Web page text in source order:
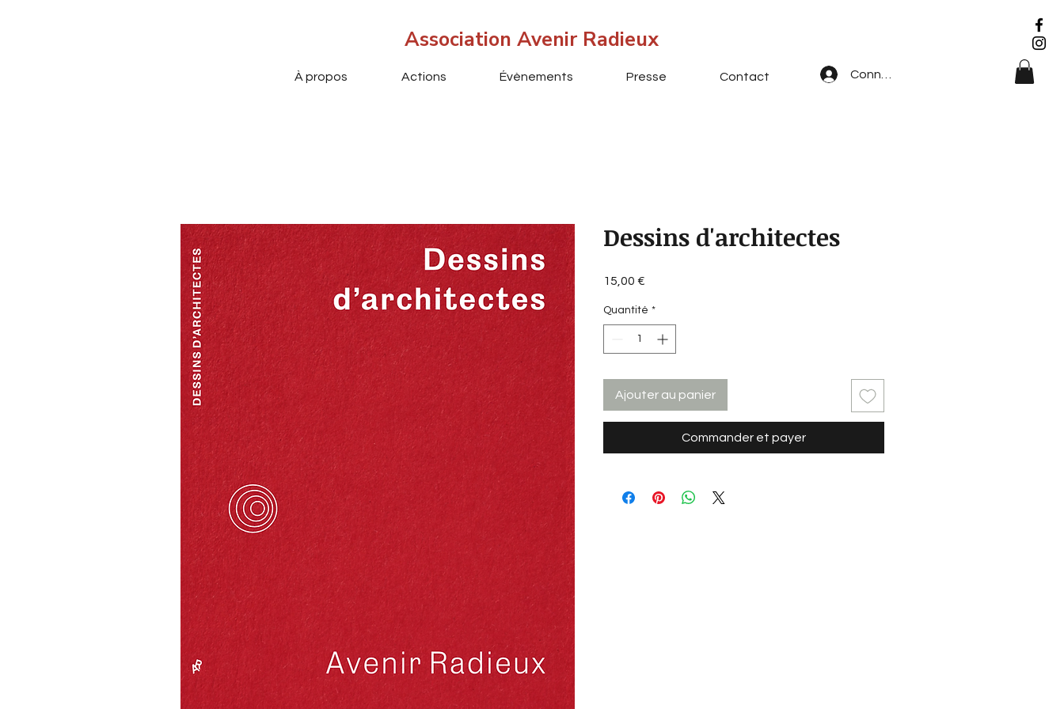
Association Avenir Radieux
À propos Actions Évènements Presse Contact Connexion
Dessins d'architectes
15,00 €
Quantité *
Ajouter au panier
Commander et payer